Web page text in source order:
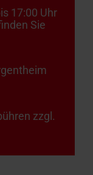
17:00 Uhr
Sie
zzgl.